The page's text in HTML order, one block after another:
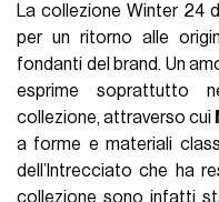
La collezione Winter 24
per un ritorno alle
fondanti del brand. Un
esprime soprattutto
collezione, attraverso cui
a forme e materiali
dell’Intrecciato che ha
collezione sono infatti